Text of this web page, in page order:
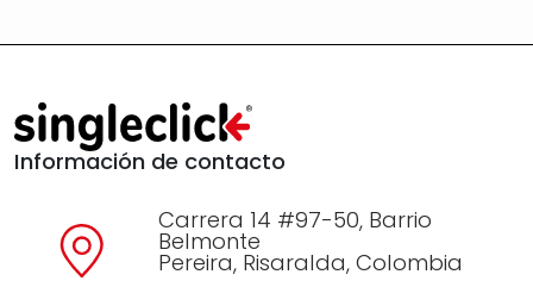
Información de contacto
Carrera 14 #97-50, Barrio
Belmonte
Pereira, Risaralda, Colombia